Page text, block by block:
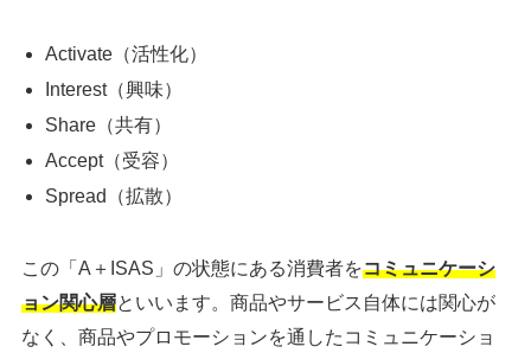
Activate（活性化）
Interest（興味）
Share（共有）
Accept（受容）
Spread（拡散）
この「A＋ISAS」の状態にある消費者をコミュニケーシ
ョン関心層といいます。商品やサービス自体には関心が
なく、商品やプロモーションを通したコミュニケーショ